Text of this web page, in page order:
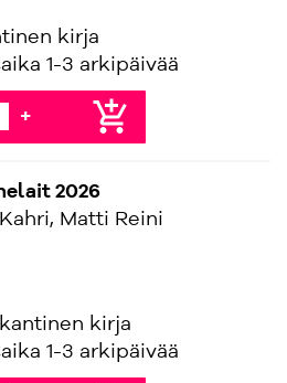
kirja
1-3 arkipäivää
+ add_shopping_cart
2026
Matti Reini
kirja
1-3 arkipäivää